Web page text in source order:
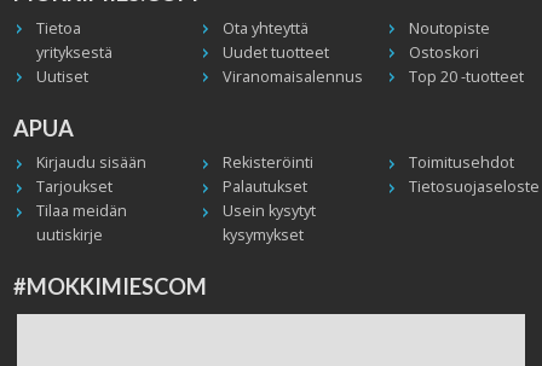
Tietoa
yrityksestä
Ota yhteyttä
Noutopiste
Uudet tuotteet
Ostoskori
Uutiset
Viranomaisalennus Top 20 -tuotteet
APUA
Kirjaudu sisään Rekisteröinti
Toimitusehdot
Tarjoukset
Palautukset
Tietosuojaseloste
Tilaa meidän
uutiskirje
Usein kysytyt
kysymykset
#MOKKIMIESCOM